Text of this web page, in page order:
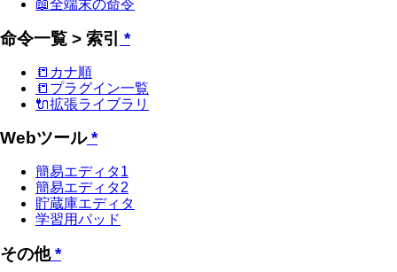
📖全端末の命令
命令一覧 > 索引 *
📒カナ順
📒プラグイン一覧
🔌拡張ライブラリ
Webツール*
簡易エディタ1
簡易エディタ2
貯蔵庫エディタ
学習用パッド
その他*